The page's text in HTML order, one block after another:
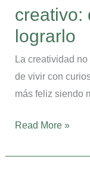
creativo:
lograrlo
La creatividad
de vivir con
más feliz siendo
siendo
más
creativo:
descubre
cómo
lograrlo
Read More »